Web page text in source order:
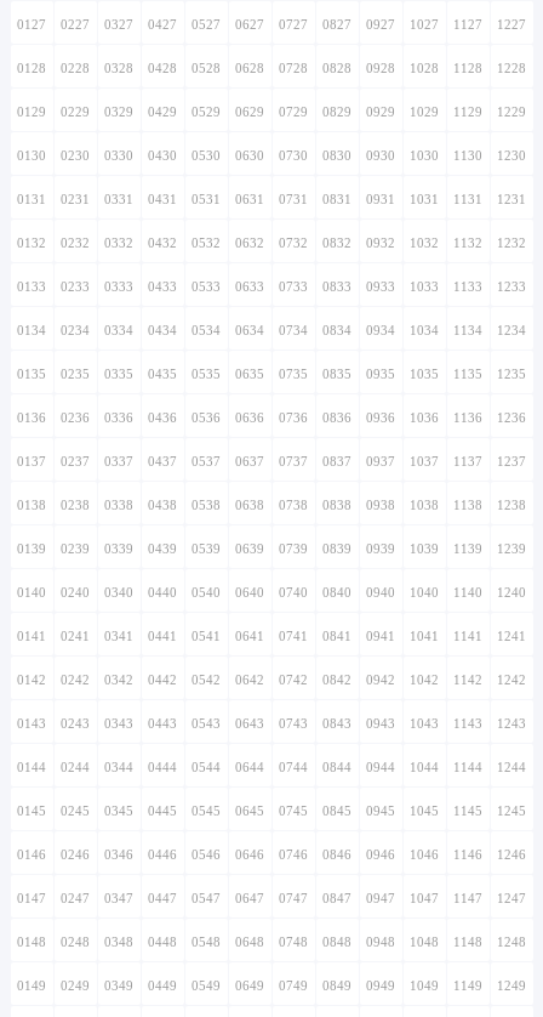
0127 0227 0327 0427 0527 0627 0727 0827 0927 1027 1127 1227
0128 0228 0328 0428 0528 0628 0728 0828 0928 1028 1128 1228
0129 0229 0329 0429 0529 0629 0729 0829 0929 1029 1129 1229
0130 0230 0330 0430 0530 0630 0730 0830 0930 1030 1130 1230
0131 0231 0331 0431 0531 0631 0731 0831 0931 1031 1131 1231
0132 0232 0332 0432 0532 0632 0732 0832 0932 1032 1132 1232
0133 0233 0333 0433 0533 0633 0733 0833 0933 1033 1133 1233
0134 0234 0334 0434 0534 0634 0734 0834 0934 1034 1134 1234
0135 0235 0335 0435 0535 0635 0735 0835 0935 1035 1135 1235
0136 0236 0336 0436 0536 0636 0736 0836 0936 1036 1136 1236
0137 0237 0337 0437 0537 0637 0737 0837 0937 1037 1137 1237
0138 0238 0338 0438 0538 0638 0738 0838 0938 1038 1138 1238
0139 0239 0339 0439 0539 0639 0739 0839 0939 1039 1139 1239
0140 0240 0340 0440 0540 0640 0740 0840 0940 1040 1140 1240
0141 0241 0341 0441 0541 0641 0741 0841 0941 1041 1141 1241
0142 0242 0342 0442 0542 0642 0742 0842 0942 1042 1142 1242
0143 0243 0343 0443 0543 0643 0743 0843 0943 1043 1143 1243
0144 0244 0344 0444 0544 0644 0744 0844 0944 1044 1144 1244
0145 0245 0345 0445 0545 0645 0745 0845 0945 1045 1145 1245
0146 0246 0346 0446 0546 0646 0746 0846 0946 1046 1146 1246
0147 0247 0347 0447 0547 0647 0747 0847 0947 1047 1147 1247
0148 0248 0348 0448 0548 0648 0748 0848 0948 1048 1148 1248
0149 0249 0349 0449 0549 0649 0749 0849 0949 1049 1149 1249